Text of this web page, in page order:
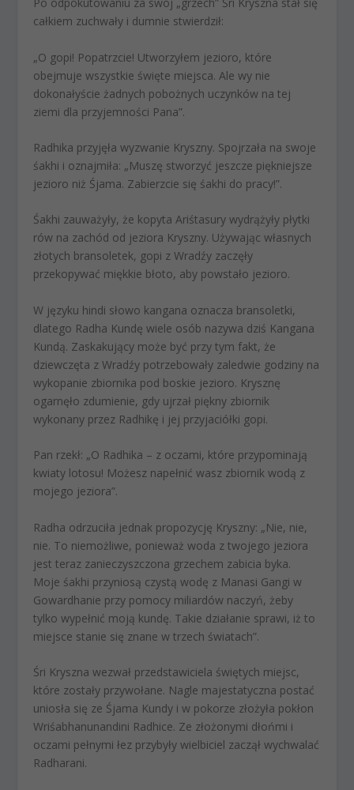
całkiem zuchwały i dumnie stwierdził:
„O gopi! Popatrzcie! Utworzyłem jezioro, które
obejmuje wszystkie święte miejsca. Ale wy nie
dokonałyście żadnych pobożnych uczynków na tej
ziemi dla przyjemności Pana”.
Radhika przyjęła wyzwanie Kryszny. Spojrzała na swoje
śakhi i oznajmiła: „Muszę stworzyć jeszcze piękniejsze
jezioro niż Śjama. Zabierzcie się śakhi do pracy!”.
Śakhi zauważyły, że kopyta Ariśtasury wydrążyły płytki
rów na zachód od jeziora Kryszny. Używając własnych
złotych bransoletek, gopi z Wradźy zaczęły
przekopywać miękkie błoto, aby powstało jezioro.
W języku hindi słowo kangana oznacza bransoletki,
dlatego Radha Kundę wiele osób nazywa dziś Kangana
Kundą. Zaskakujący może być przy tym fakt, że
dziewczęta z Wradźy potrzebowały zaledwie godziny na
wykopanie zbiornika pod boskie jezioro. Krysznę
ogarnęło zdumienie, gdy ujrzał piękny zbiornik
wykonany przez Radhikę i jej przyjaciółki gopi.
Pan rzekł: „O Radhika – z oczami, które przypominają
kwiaty lotosu! Możesz napełnić wasz zbiornik wodą z
mojego jeziora”.
Radha odrzuciła jednak propozycję Kryszny: „Nie, nie,
nie. To niemożliwe, ponieważ woda z twojego jeziora
jest teraz zanieczyszczona grzechem zabicia byka.
Moje śakhi przyniosą czystą wodę z Manasi Gangi w
Gowardhanie przy pomocy miliardów naczyń, żeby
tylko wypełnić moją kundę. Takie działanie sprawi, iż to
miejsce stanie się znane w trzech światach”.
Śri Kryszna wezwał przedstawiciela świętych miejsc,
które zostały przywołane. Nagle majestatyczna postać
uniosła się ze Śjama Kundy i w pokorze złożyła pokłon
Wriśabhanunandini Radhice. Ze złożonymi dłońmi i
oczami pełnymi łez przybyły wielbiciel zaczął wychwalać
Radharani.